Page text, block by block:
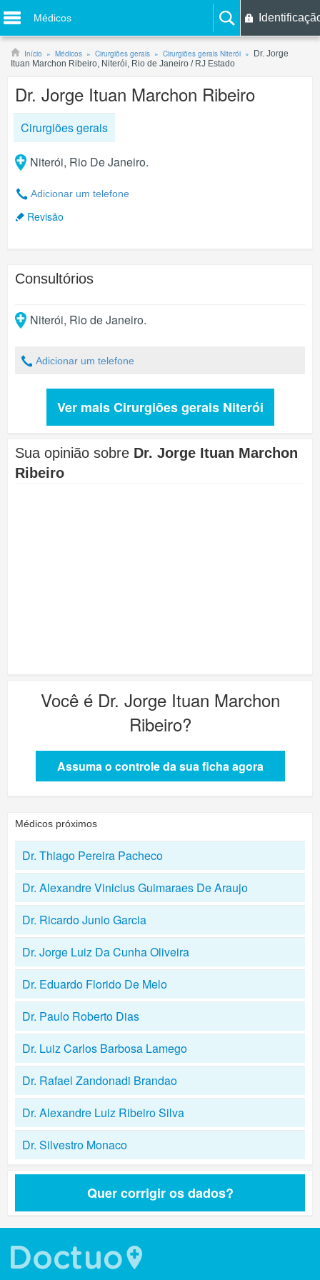
Médicos
Início Médicos Cirurgiões gerais Cirurgiões gerais Niterói
Dr. Jorge
Ituan Marchon Ribeiro, Niterói, Rio de Janeiro / RJ Estado
Dr. Jorge Ituan Marchon Ribeiro
Cirurgiões gerais
Niterói, Rio De Janeiro.
Adicionar um telefone
Revisão
Consultórios
Niterói, Rio de Janeiro.
Adicionar um telefone
Ver mais Cirurgiões gerais Niterói
Sua opinião sobre Dr. Jorge Ituan Marchon
Ribeiro
Você é Dr. Jorge Ituan Marchon
Ribeiro?
Assuma o controle da sua ficha agora
Médicos próximos
Dr. Thiago Pereira Pacheco
Dr. Alexandre Vinicius Guimaraes De Araujo
Dr. Ricardo Junio Garcia
Dr. Jorge Luiz Da Cunha Oliveira
Dr. Eduardo Florido De Melo
Dr. Paulo Roberto Dias
Dr. Luiz Carlos Barbosa Lamego
Dr. Rafael Zandonadi Brandao
Dr. Alexandre Luiz Ribeiro Silva
Dr. Silvestro Monaco
Quer corrigir os dados?